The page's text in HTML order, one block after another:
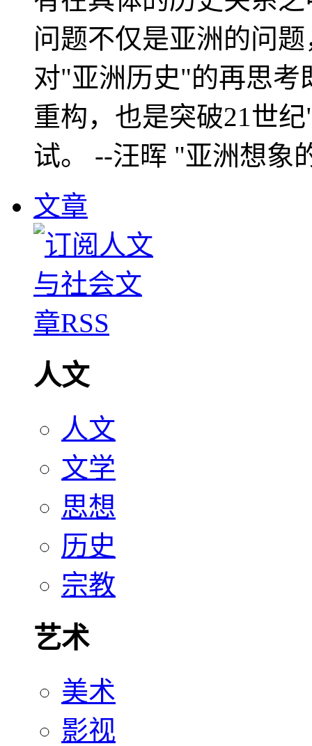
问题不仅是亚洲的问
对"亚洲历史"的再思考
重构，也是突破21世
试。 --汪晖 "亚洲想象
文章
人文
人文
文学
思想
历史
宗教
艺术
美术
影视